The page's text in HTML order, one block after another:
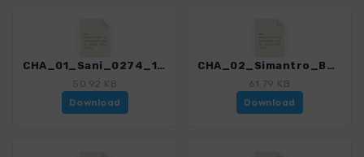
CHA_01_Sani_0274_1.gpx
50.92 KB
Download
CHA_02_Simantro_Beach-Sani_0274_1.gpx
61.79 KB
Download